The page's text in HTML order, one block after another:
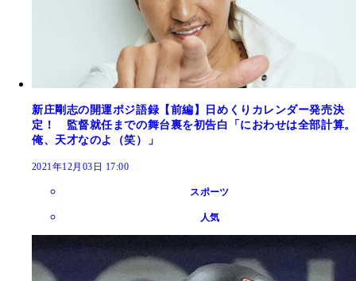
新庄剛志の開運ポジ語録【前編】日めくりカレンダー発売決
定！ 監督就任までの舞台裏を初告白「におわせは全部計算。
俺、天才なのよ（笑）」
2021年12月03日 17:00
スポーツ
人気